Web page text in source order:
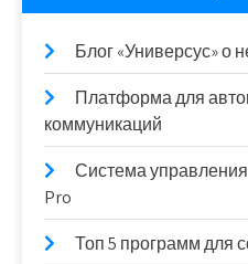
Блог «Универсус» о
Платформа для
коммуникаций
Система
Pro
Топ 5 программ для